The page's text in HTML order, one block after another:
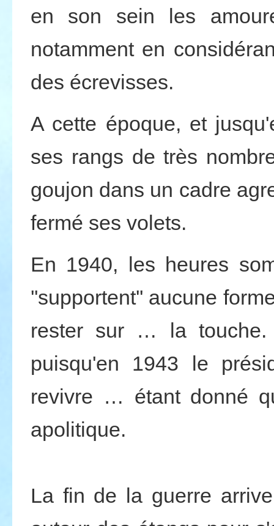
en son sein les
notamment en
des écrevisses.
A cette époque, et
ses rangs de très
goujon dans un cadre
fermé ses volets.
En 1940, les heures
''supportent'' aucune
rester sur … la touche.
puisqu'en 1943 le
revivre … étant donné
apolitique.
La fin de la guerre